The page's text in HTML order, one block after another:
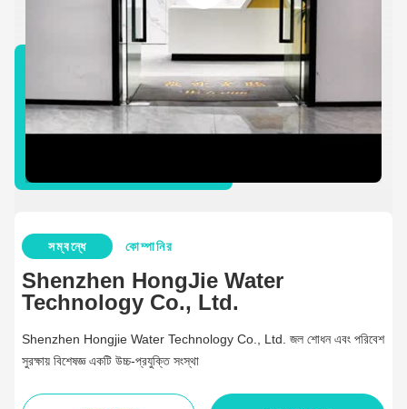
সম্বন্ধে কোম্পানির
Shenzhen HongJie Water
Technology Co., Ltd.
Shenzhen Hongjie Water Technology Co., Ltd. জল শোধন এবং পরিবেশ
সুরক্ষায় বিশেষজ্ঞ একটি উচ্চ-প্রযুক্তি সংস্থা